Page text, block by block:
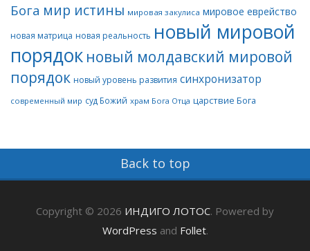
Бога мир истины мировая закулиса мировое еврейство
новая матрица новая реальность новый мировой
порядок новый молдавский мировой
порядок новый уровень развития синхронизатор
современный мир суд Божий храм Бога Отца царствие Бога
Back to top
Copyright © 2026 ИНДИГО ЛОТОС. Powered by
WordPress and Follet.